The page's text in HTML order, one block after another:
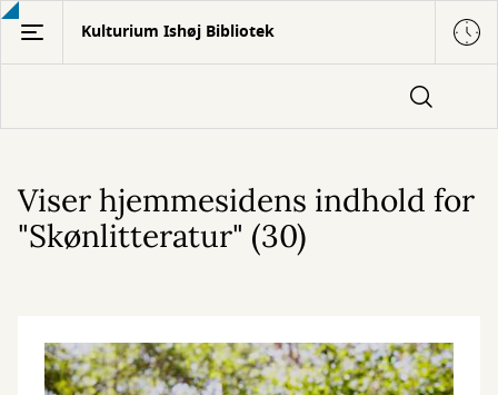
Gå
hovedindhold
Kulturium Ishøj Bibliotek
Viser hjemmesidens indhold for
"Skønlitteratur" (30)